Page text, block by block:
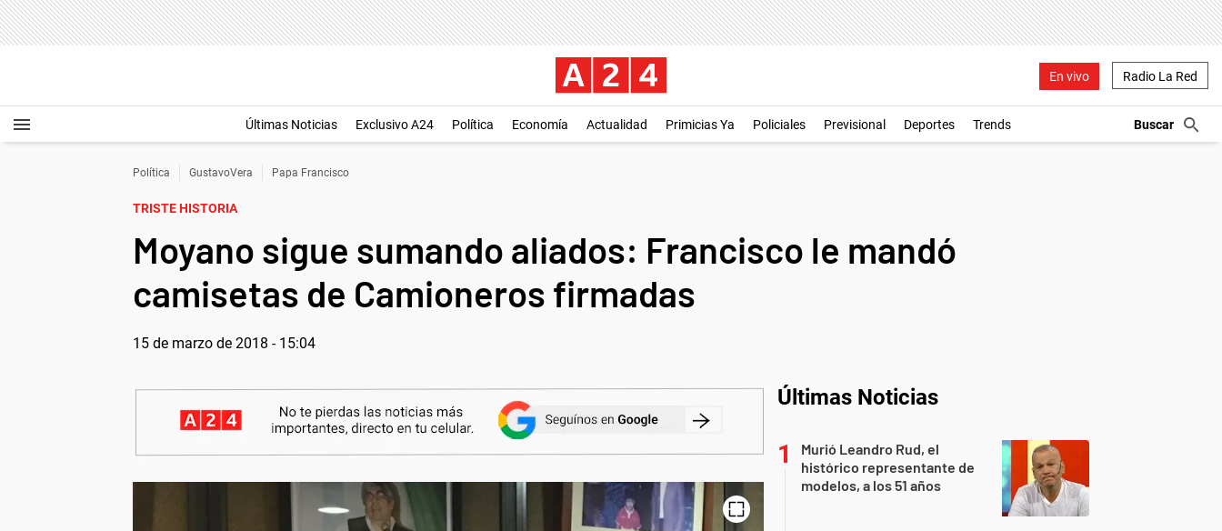
En vivo Radio La Red
Últimas Noticias Exclusivo A24 Política Economía Actualidad Primicias Ya Policiales Previsional Deportes Trends
Política GustavoVera Papa Francisco
TRISTE HISTORIA
Moyano sigue sumando aliados: Francisco le mandó
camisetas de Camioneros firmadas
15 de marzo de 2018 - 15:04
Últimas Noticias
Murió Leandro Rud, el
histórico representante de
modelos, a los 51 años